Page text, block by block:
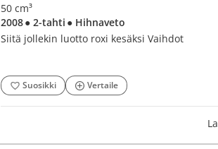
50 cm³
2008● 2-tahti ● Hihnaveto
Siitä jollekin luotto roxi kesäksi Vaihdot
Suosikki Vertaile